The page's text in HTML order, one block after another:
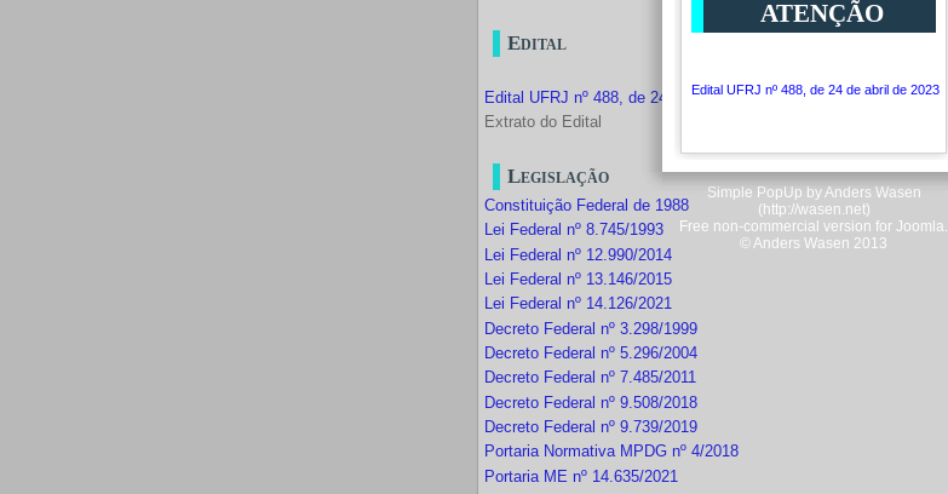
Edital
Edital UFRJ nº 488, de 24 de abril de 2023
Extrato do Edital
Legislação
Constituição Federal de 1988
Lei Federal nº 8.745/1993
Lei Federal nº 12.990/2014
Lei Federal nº 13.146/2015
Lei Federal nº 14.126/2021
Decreto Federal nº 3.298/1999
Decreto Federal nº 5.296/2004
Decreto Federal nº 7.485/2011
Decreto Federal nº 9.508/2018
Decreto Federal nº 9.739/2019
Portaria Normativa MPDG nº 4/2018
Portaria ME nº 14.635/2021
ATENÇÃO
Edital UFRJ nº 488, de 24 de abril de 2023
Simple PopUp by Anders Wasen
(http://wasen.net)
Free non-commercial version for Joomla.
© Anders Wasen 2013